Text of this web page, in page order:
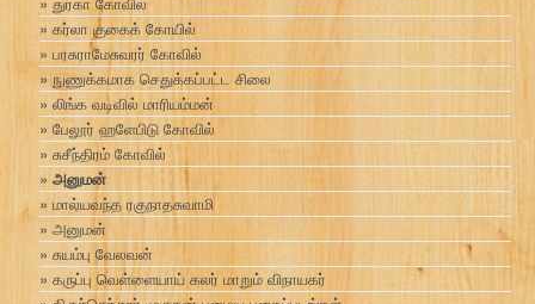
கர்லா குகைக் கோயில்
பரசுராமேசுவரர் கோவில்
நுணுக்கமாக செதுக்கப்பட்ட சிலை
லிங்க வடிவில் மாரியம்மன்
பேலூர் ஹளேபிடு கோவில்
சுசீந்திரம் கோவில்
அனுமன்
மால்யவந்த ரகுநாதசுவாமி
அனுமன்
சுயம்பு வேலவன்
கருப்பு வெள்ளையாய் கலர் மாறும் விநாயகர்